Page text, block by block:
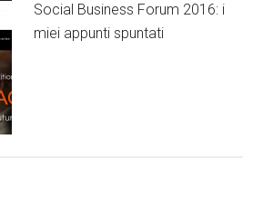
Social Business Forum 2016: i
miei appunti spuntati